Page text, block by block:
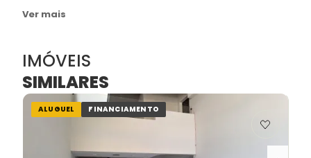
Ver mais
IMÓVEIS
SIMILARES
ALUGUEL FINANCIAMENTO